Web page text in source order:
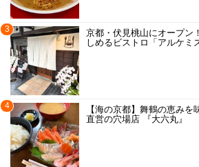
3
京都・伏見桃山にオープン
しめるビストロ「アルケミ
4
【海の京都】舞鶴の恵み
直営の穴場店 『大六丸』